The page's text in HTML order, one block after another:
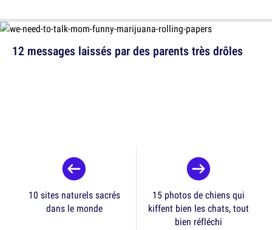
12 messages laissés par des parents très drôles
10 sites naturels sacrés
dans le monde
15 photos de chiens qui
kiffent bien les chats, tout
bien réfléchi